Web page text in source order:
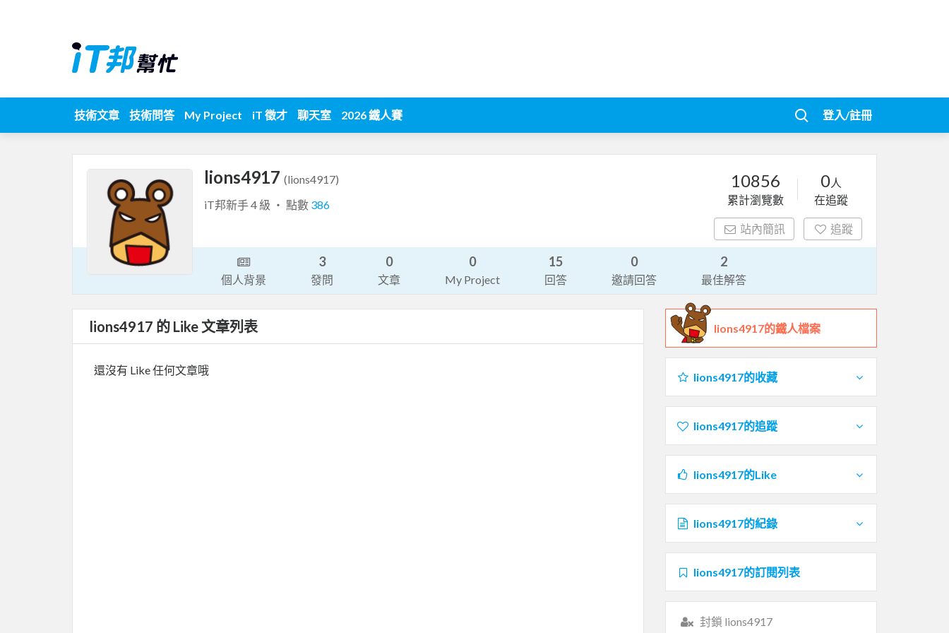
技術文章 技術問答 My Project iT 徵才 聊天室 2026 鐵人賽 登入/註冊
lions4917 (lions4917)
iT邦新手 4 級 ‧ 點數 386
10856
累計瀏覽數
0人
在追蹤
站內簡訊 追蹤
個人背景
3
發問
0
文章
0
My Project
15
回答
0
邀請回答
2
最佳解答
lions4917 的 Like 文章列表
還沒有 Like 任何文章哦
lions4917的鐵人檔案
lions4917的收藏
lions4917的追蹤
lions4917的Like
lions4917的紀錄
lions4917的訂閱列表
封鎖 lions4917